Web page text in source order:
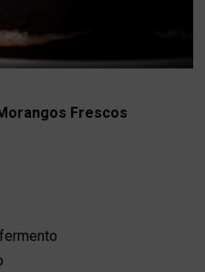
Frescos